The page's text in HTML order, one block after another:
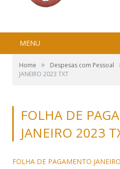
MENU
Home » Despesas com Pessoal
JANEIRO 2023 TXT
FOLHA DE
JANEIRO 2023
FOLHA DE PAGAMENTO